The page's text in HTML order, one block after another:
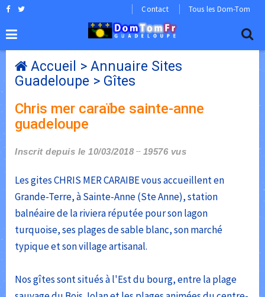
Contact Tous les Dom-Tom
Accueil > Annuaire Sites
Guadeloupe > Gîtes
Chris mer caraïbe sainte-anne
guadeloupe
Inscrit depuis le 10/03/2018 19576 vus
Les gites CHRIS MER CARAIBE vous accueillent en
Grande-Terre, à Sainte-Anne (Ste Anne), station
balnéaire de la riviera réputée pour son lagon
turquoise, ses plages de sable blanc, son marché
typique et son village artisanal.
Nos gîtes sont situés à l'Est du bourg, entre la plage